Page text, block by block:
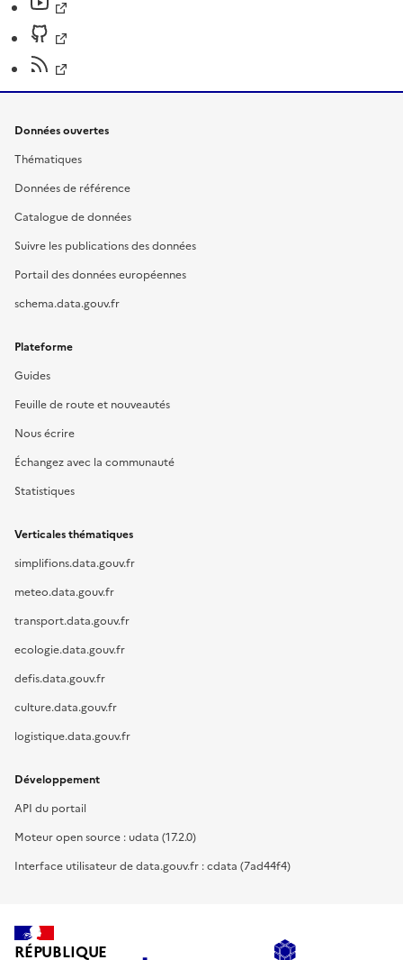
Données ouvertes
Thématiques
Données de référence
Catalogue de données
Suivre les publications des données
Portail des données européennes
schema.data.gouv.fr
Plateforme
Guides
Feuille de route et nouveautés
Nous écrire
Échangez avec la communauté
Statistiques
Verticales thématiques
simplifions.data.gouv.fr
meteo.data.gouv.fr
transport.data.gouv.fr
ecologie.data.gouv.fr
defis.data.gouv.fr
culture.data.gouv.fr
logistique.data.gouv.fr
Développement
API du portail
Moteur open source : udata (17.2.0)
Interface utilisateur de data.gouv.fr : cdata (7ad44f4)
RÉPUBLIQUE